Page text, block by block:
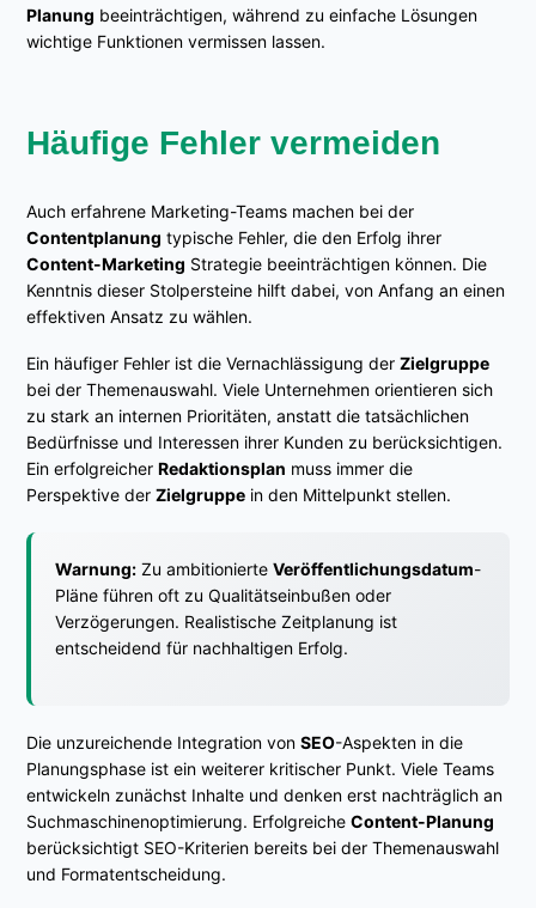
Planung beeinträchtigen, während zu einfache Lösungen
wichtige Funktionen vermissen lassen.
Häufige Fehler vermeiden
Auch erfahrene Marketing-Teams machen bei der
Contentplanung typische Fehler, die den Erfolg ihrer
Content-Marketing Strategie beeinträchtigen können. Die
Kenntnis dieser Stolpersteine hilft dabei, von Anfang an einen
effektiven Ansatz zu wählen.
Ein häufiger Fehler ist die Vernachlässigung derZielgruppe
bei der Themenauswahl. Viele Unternehmen orientieren sich
zu stark an internen Prioritäten, anstatt die tatsächlichen
Bedürfnisse und Interessen ihrer Kunden zu berücksichtigen.
Ein erfolgreicherRedaktionsplan muss immer die
Perspektive derZielgruppe in den Mittelpunkt stellen.
Warnung: Zu ambitionierteVeröffentlichungsdatum-
Pläne führen oft zu Qualitätseinbußen oder
Verzögerungen. Realistische Zeitplanung ist
entscheidend für nachhaltigen Erfolg.
Die unzureichende Integration vonSEO-Aspekten in die
Planungsphase ist ein weiterer kritischer Punkt. Viele Teams
entwickeln zunächst Inhalte und denken erst nachträglich an
Suchmaschinenoptimierung. ErfolgreicheContent-Planung
berücksichtigt SEO-Kriterien bereits bei der Themenauswahl
und Formatentscheidung.